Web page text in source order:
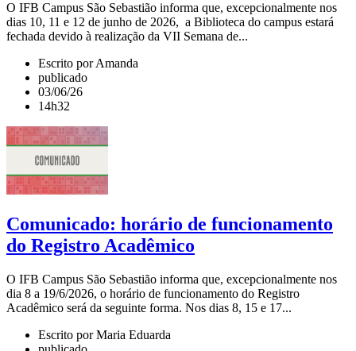
O IFB Campus São Sebastião informa que, excepcionalmente nos
dias 10, 11 e 12 de junho de 2026, a Biblioteca do campus estará
fechada devido à realização da VII Semana de...
Escrito por Amanda
publicado
03/06/26
14h32
Comunicado: horário de funcionamento
do Registro Acadêmico
O IFB Campus São Sebastião informa que, excepcionalmente nos
dia 8 a 19/6/2026, o horário de funcionamento do Registro
Acadêmico será da seguinte forma. Nos dias 8, 15 e 17...
Escrito por Maria Eduarda